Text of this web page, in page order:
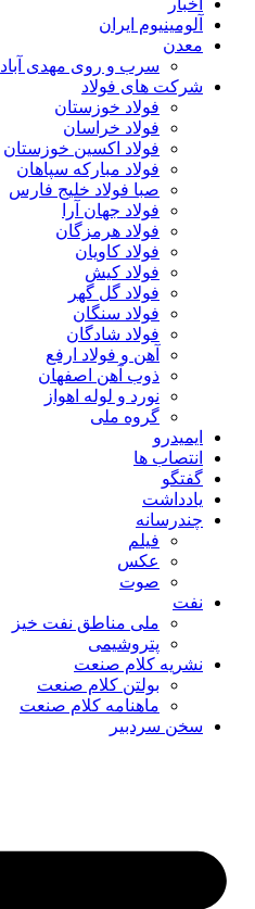
آلومینیوم ایران
معدن
سرب و روی مهدی آباد
شرکت های فولاد
فولاد خوزستان
فولاد خراسان
فولاد اکسین خوزستان
فولاد مبارکه سپاهان
صبا فولاد خلیج فارس
فولاد جهان آرا
فولاد هرمزگان
فولاد کاویان
فولاد کیش
فولاد گل گهر
فولاد سنگان
فولاد شادگان
آهن و فولاد ارفع
ذوب آهن اصفهان
نورد و لوله اهواز
گروه ملی
ایمیدرو
انتصاب ها
گفتگو
یادداشت
چندرسانه
فیلم
عکس
صوت
نفت
ملی مناطق نفت خیز
پتروشیمی
نشریه کلام صنعت
بولتن کلام صنعت
ماهنامه کلام صنعت
سخن سردبیر